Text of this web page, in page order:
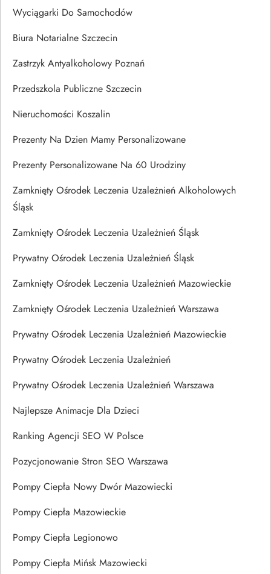
Wyciągarki Do Samochodów
Biura Notarialne Szczecin
Zastrzyk Antyalkoholowy Poznań
Przedszkola Publiczne Szczecin
Nieruchomości Koszalin
Prezenty Na Dzien Mamy Personalizowane
Prezenty Personalizowane Na 60 Urodziny
Zamknięty Ośrodek Leczenia Uzależnień Alkoholowych
Śląsk
Zamknięty Ośrodek Leczenia Uzależnień Śląsk
Prywatny Ośrodek Leczenia Uzależnień Śląsk
Zamknięty Ośrodek Leczenia Uzależnień Mazowieckie
Zamknięty Ośrodek Leczenia Uzależnień Warszawa
Prywatny Ośrodek Leczenia Uzależnień Mazowieckie
Prywatny Ośrodek Leczenia Uzależnień
Prywatny Ośrodek Leczenia Uzależnień Warszawa
Najlepsze Animacje Dla Dzieci
Ranking Agencji SEO W Polsce
Pozycjonowanie Stron SEO Warszawa
Pompy Ciepła Nowy Dwór Mazowiecki
Pompy Ciepła Mazowieckie
Pompy Ciepła Legionowo
Pompy Ciepła Mińsk Mazowiecki